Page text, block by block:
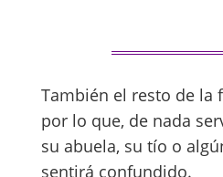
También el resto de la
por lo que, de nada
su abuela, su tío o
sentirá confundido.